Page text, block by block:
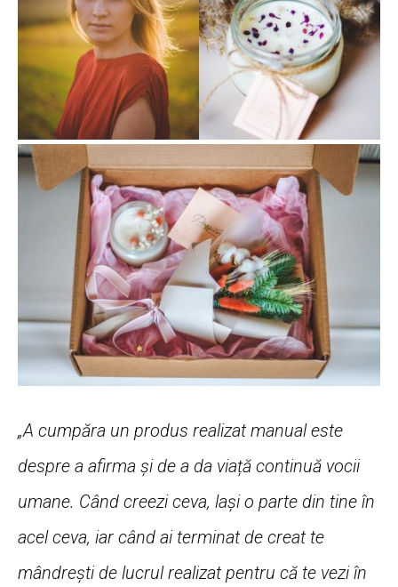
„A cumpăra un produs realizat manual este
despre a afirma și de a da viață continuă vocii
umane. Când creezi ceva, lași o parte din tine în
acel ceva, iar când ai terminat de creat te
mândrești de lucrul realizat pentru că te vezi în